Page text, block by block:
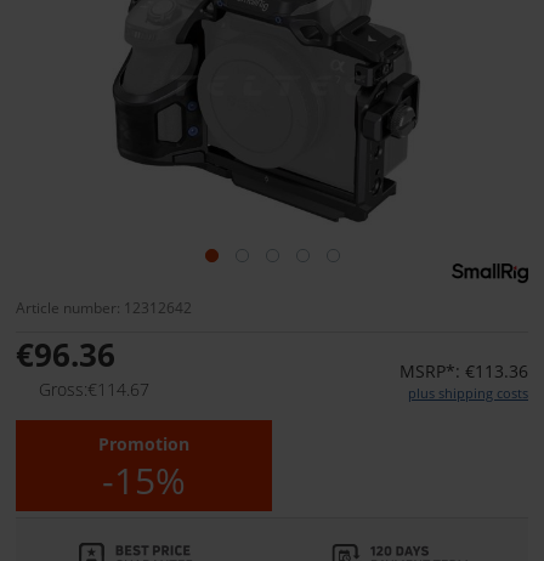
Article number: 12312642
€96.36
Gross:€114.67
MSRP*: €113.36
plus shipping costs
Promotion
-15%